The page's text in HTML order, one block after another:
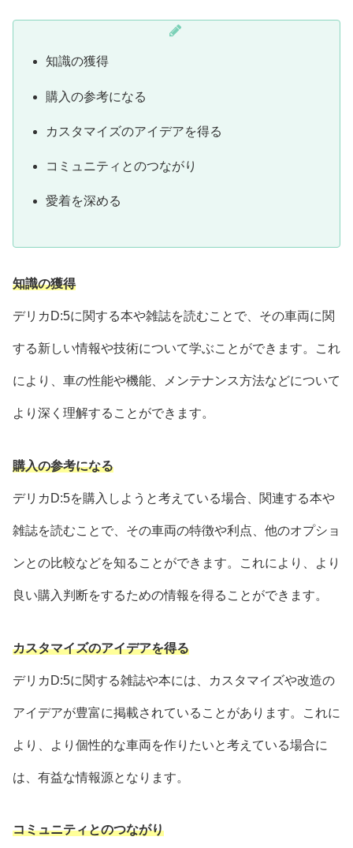
知識の獲得
購入の参考になる
カスタマイズのアイデアを得る
コミュニティとのつながり
愛着を深める
知識の獲得
デリカD:5に関する本や雑誌を読むことで、その車両に関
する新しい情報や技術について学ぶことができます。これ
により、車の性能や機能、メンテナンス方法などについて
より深く理解することができます。
購入の参考になる
デリカD:5を購入しようと考えている場合、関連する本や
雑誌を読むことで、その車両の特徴や利点、他のオプショ
ンとの比較などを知ることができます。これにより、より
良い購入判断をするための情報を得ることができます。
カスタマイズのアイデアを得る
デリカD:5に関する雑誌や本には、カスタマイズや改造の
アイデアが豊富に掲載されていることがあります。これに
より、より個性的な車両を作りたいと考えている場合に
は、有益な情報源となります。
コミュニティとのつながり